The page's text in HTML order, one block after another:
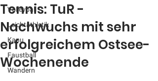
Volleyball
Leichtathletik
Kanu
Faustball
Wandern
Tennis: TuR -
Nachwuchs mit sehr
erfolgreichem Ostsee-
Wochenende